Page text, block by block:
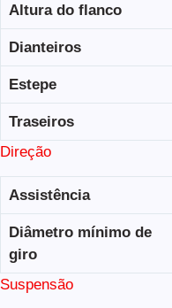
Altura do flanco
Dianteiros
Estepe
Traseiros
Direção
Assistência
Diâmetro mínimo de
giro
Suspensão